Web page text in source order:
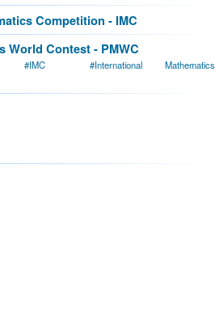
Competition - IMC
Contest - PMWC
#IMC #International Mathematics